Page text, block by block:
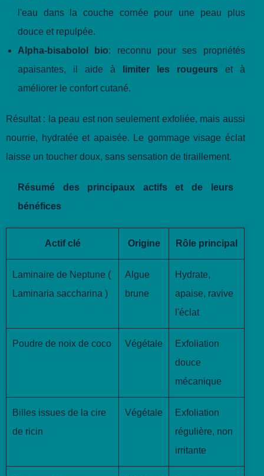
l'eau dans la couche cornée pour une peau plus
douce et repulpée.
Alpha-bisabolol bio: reconnu pour ses propriétés
apaisantes, il aide à
limiter les rougeurs et à
améliorer le confort cutané.
Résultat : la peau est non seulement exfoliée, mais aussi
nourrie, hydratée et apaisée. Le gommage visage éclat
laisse un toucher doux, sans sensation de tiraillement.
Résumé des principaux actifs et de leurs
bénéfices
Actif clé Origine Rôle principal
Laminaire de Neptune (
Laminaria saccharina )
Algue
brune
Hydrate,
apaise, ravive
l'éclat
Poudre de noix de coco Végétale
Exfoliation
douce
mécanique
Billes issues de la cire
de ricin
Végétale
Exfoliation
régulière, non
irritante